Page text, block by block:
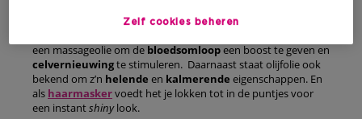
rijpe huidendrogehuid.Olijfolie maakt je
een massageolie om de bloedsomloopeen boost te geven en
celvernieuwingte stimuleren. Daarnaast staat olijfolie ook
bekend om z’n helende en kalmerende eigenschappen. En
als haarmaskervoedt het je lokken tot in de puntjes voor
een instantshinylook.
Zelf cookies beheren